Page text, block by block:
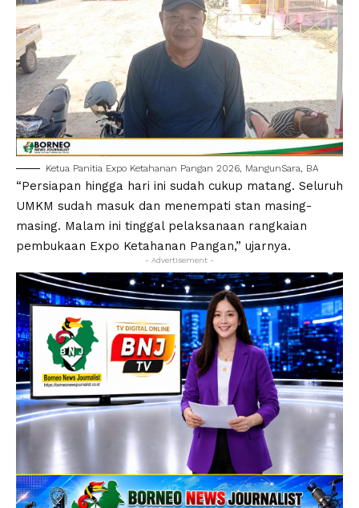
Ketua Panitia Expo Ketahanan Pangan 2026, MangunSara, BA
“Persiapan hingga hari ini sudah cukup matang. Seluruh
UMKM sudah masuk dan menempati stan masing-
masing. Malam ini tinggal pelaksanaan rangkaian
pembukaan Expo Ketahanan Pangan,” ujarnya.
- Advertisement -